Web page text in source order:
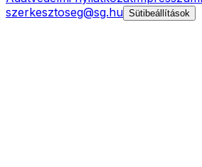
szerkesztoseg@sg.hu Sütibeállítások